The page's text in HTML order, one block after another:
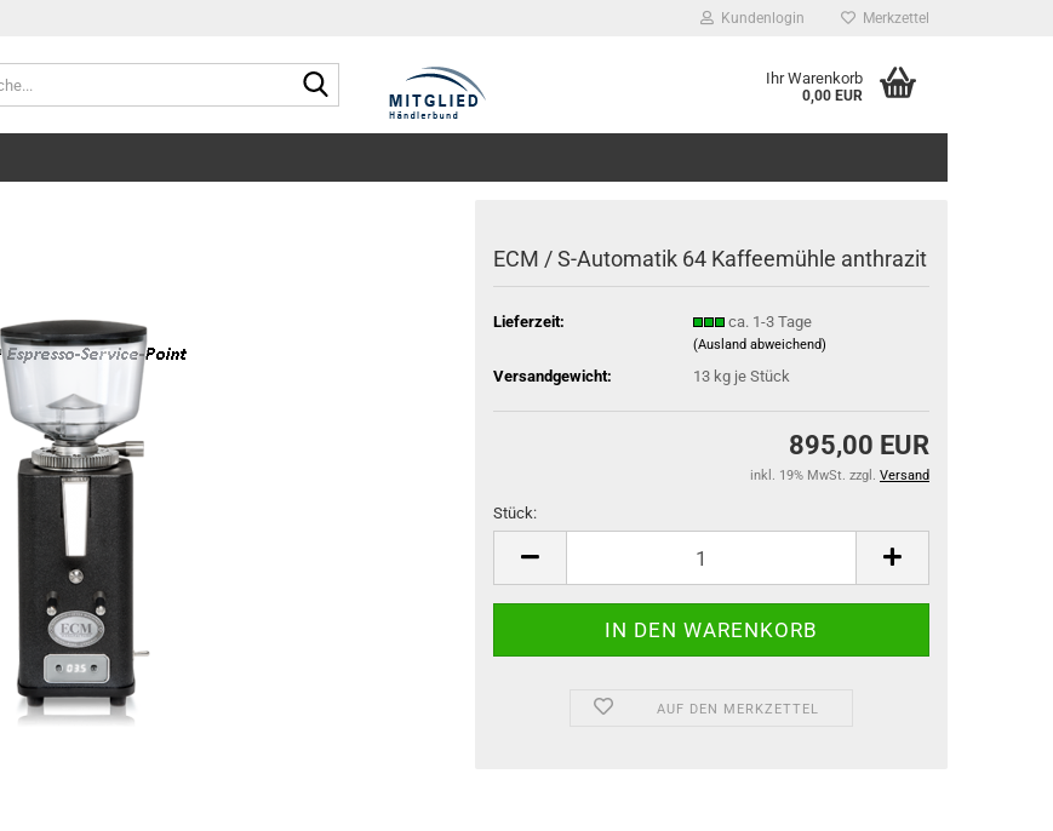
Kundenlogin Merkzettel
Ihr Warenkorb
0,00 EUR
ECM / S-Automatik 64 Kaffeemühle anthrazit
Lieferzeit: ca. 1-3 Tage
(Ausland abweichend)
Versandgewicht: 13 kg je Stück
895,00 EUR
inkl. 19% MwSt. zzgl. Versand
Stück:
Stück
AUF DEN MERKZETTEL